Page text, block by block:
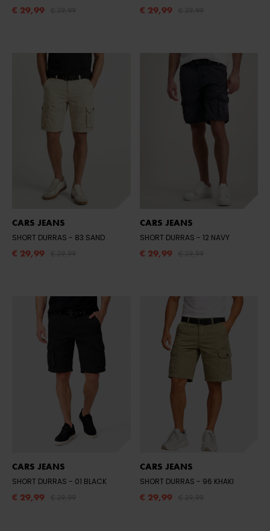
€ 29,99 € 29,99
CARS JEANS
SHORT DURRAS - 83 SAND
€ 29,99
CARS JEANS
SHORT DURRAS - 12 NAVY
€ 29,99
CARS JEANS
SHORT DURRAS - 01 BLACK
€ 29,99
CARS JEANS
SHORT DURRAS - 96 KHAKI
€ 29,99